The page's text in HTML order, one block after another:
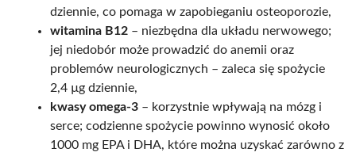
dziennie, co pomaga w zapobieganiu osteoporozie,
witamina B12 – niezbędna dla układu nerwowego;
jej niedobór może prowadzić do anemii oraz
problemów neurologicznych – zaleca się spożycie
2,4 µg dziennie,
kwasy omega-3 – korzystnie wpływają na mózg i
serce; codzienne spożycie powinno wynosić około
1000 mg EPA i DHA, które można uzyskać zarówno z